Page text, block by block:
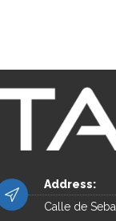
Address:
Calle de